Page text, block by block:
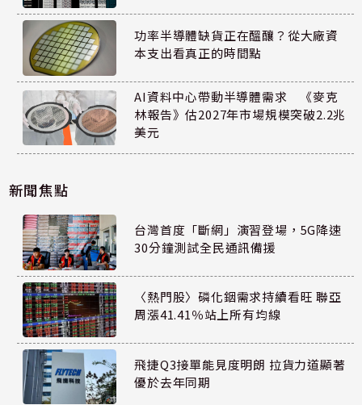
功率半導體缺貨正在醞釀？從大廠資
本支出看真正的時間點
AI資料中心帶動半導體需求 《麥克
林報告》估2027年市場規模突破2.2兆
美元
新聞焦點
台灣首度「斷網」演習登場，5G降速
30分鐘測試全民通訊備援
〈熱門股〉磷化銦需求持續看旺 聯亞
周漲41.41％站上所有均線
飛捷Q3接單能見度明朗 拉貨力道顯著
優於去年同期